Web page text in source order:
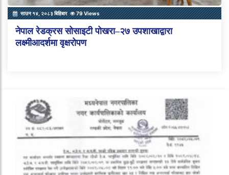
साउन १४, २०८३ बिहिबार 79 Views
नेपाल रेडक्रस सोसाइटी पोखरा–२७ उपशाखाद्वारा
लक्ष्मीआदर्शमा वृक्षरोपण